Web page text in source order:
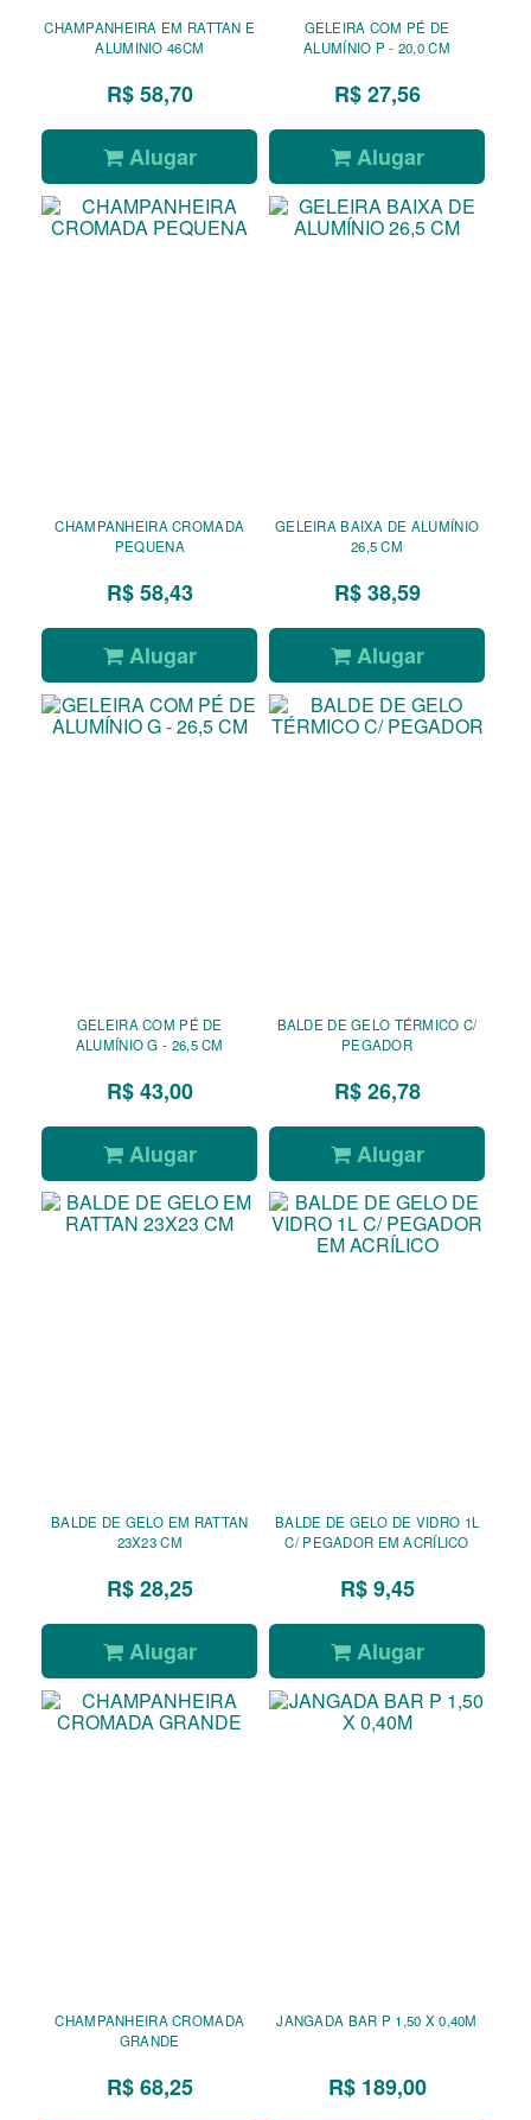
CHAMPANHEIRA EM RATTAN E
ALUMINIO 46CM
R$ 58,70
Alugar
GELEIRA COM PÉ DE
ALUMÍNIO P - 20,0 CM
R$ 27,56
Alugar
CHAMPANHEIRA CROMADA
PEQUENA
R$ 58,43
Alugar
GELEIRA BAIXA DE ALUMÍNIO
26,5 CM
R$ 38,59
Alugar
GELEIRA COM PÉ DE
ALUMÍNIO G - 26,5 CM
R$ 43,00
Alugar
BALDE DE GELO TÉRMICO C/
PEGADOR
R$ 26,78
Alugar
BALDE DE GELO EM RATTAN
23X23 CM
R$ 28,25
Alugar
BALDE DE GELO DE VIDRO 1L
C/ PEGADOR EM ACRÍLICO
R$ 9,45
Alugar
CHAMPANHEIRA CROMADA
GRANDE
R$ 68,25
JANGADA BAR P 1,50 X 0,40M
R$ 189,00